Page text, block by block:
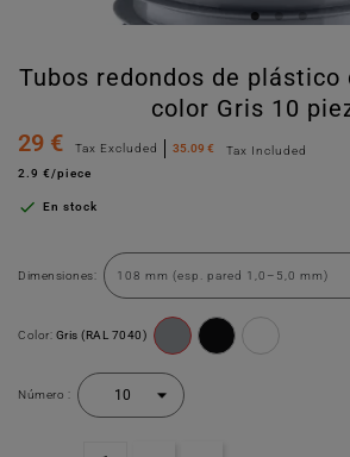
Tubos redondos de plástico
color Gris 10
29 €
Tax Excluded 35.09 €
Tax Included
2.9 €/piece
 En stock
Dimensiones:
Color: Gris (RAL 7040)
Número :